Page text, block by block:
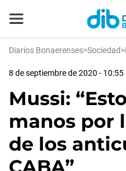
Diarios Bonaerenses>Sociedad>
8 de septiembre de 2020 - 10:55
Mussi:
manos por
de los